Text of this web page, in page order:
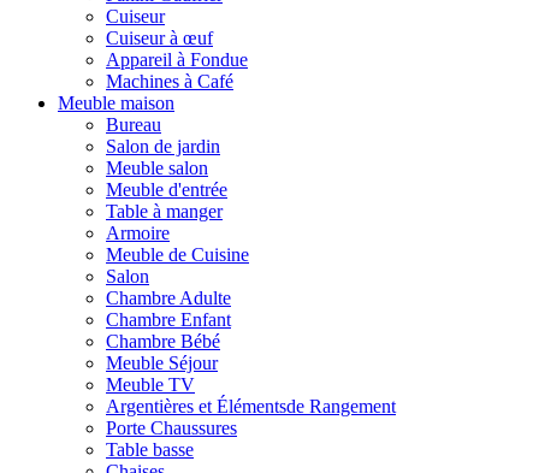
Cuiseur
Cuiseur à œuf
Appareil à Fondue
Machines à Café
Meuble maison
Bureau
Salon de jardin
Meuble salon
Meuble d'entrée
Table à manger
Armoire
Meuble de Cuisine
Salon
Chambre Adulte
Chambre Enfant
Chambre Bébé
Meuble Séjour
Meuble TV
Argentières et Élémentsde Rangement
Porte Chaussures
Table basse